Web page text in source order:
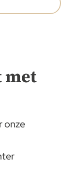
met
onze